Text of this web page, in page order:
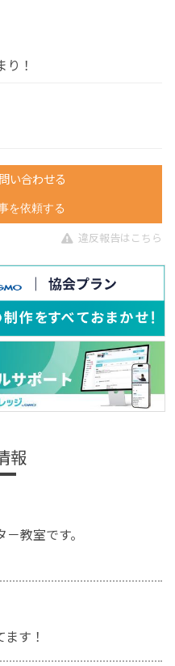
！
い合わせる
を依頼する
違反報告はこちら
報
教室です。
す！